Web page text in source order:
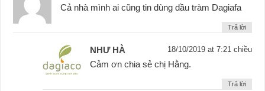
Cả nhà mình ai cũng tin dùng dầu tràm Dagiafa
Trả lời
NHƯ HÀ 18/10/2019 at 7:21 chiều
Cảm ơn chia sẻ chị Hằng.
Trả lời